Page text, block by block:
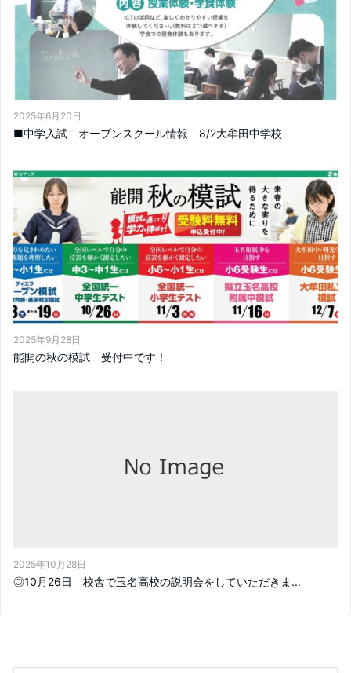
2025年6月20日
■中学入試 オープンスクール情報 8/2大牟田中学校
2025年9月28日
能開の秋の模試 受付中です！
2025年10月28日
◎10月26日 校舎で玉名高校の説明会をしていただきま...